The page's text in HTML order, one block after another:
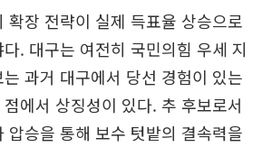
확장 전략이 실제 득표율 상승으로
. 대구는 여전히 국민의힘 우세 지
과거 대구에서 당선 경험이 있는
에서 상징성이 있다. 추 후보로서
압승을 통해 보수 텃밭의 결속력을